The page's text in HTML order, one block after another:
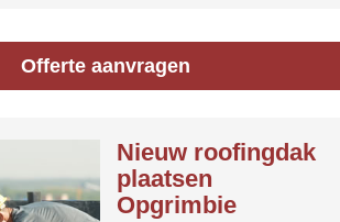
Offerte aanvragen
Nieuw roofingdak
plaatsen
Opgrimbie